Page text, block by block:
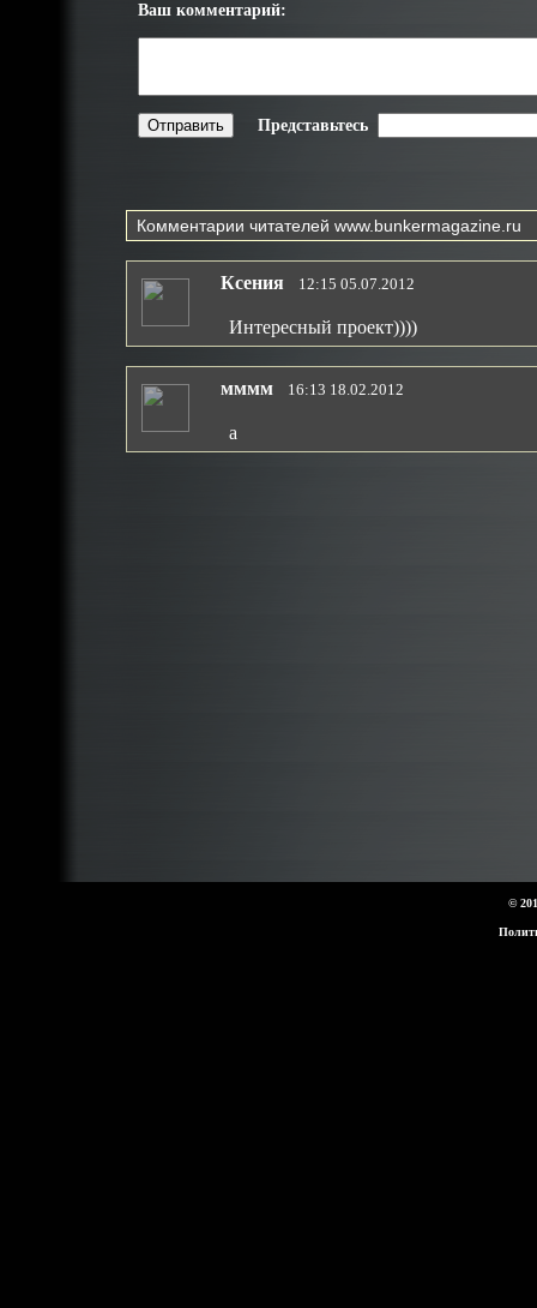
Ваш комментарий:
Представьтесь
Комментарии читателей www.bunkermagazine.ru
Ксения 12:15 05.07.2012
Интересный проект))))
мммм 16:13 18.02.2012
а
©